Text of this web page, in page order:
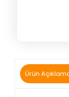
Ürün